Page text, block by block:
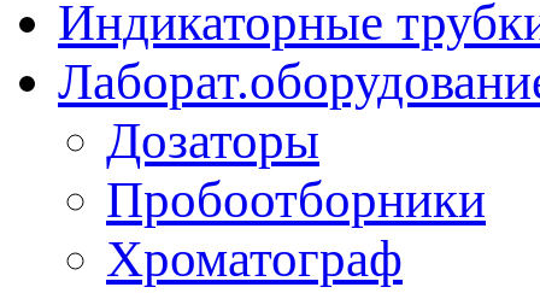
Индикаторные
Дозаторы
Пробоотборники
Хроматограф